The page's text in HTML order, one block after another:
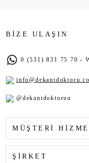
BİZE ULAŞIN
0 (531) 831 75 70 -
@dekantdoktoruu
MÜŞTERİ
ŞİRKET